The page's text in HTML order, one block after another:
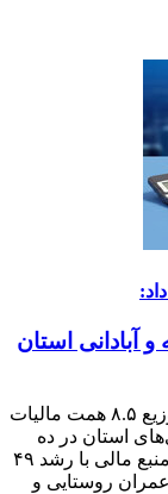
و آبادانی استان
مدیرکل امور مالیاتی استان مرکزی از توزیع ۸.۵ همت مالیات
استان در ده
ماهه نخست امسال خبر داد و گفت: این منبع مالی با رشد ۴۹
روستایی و